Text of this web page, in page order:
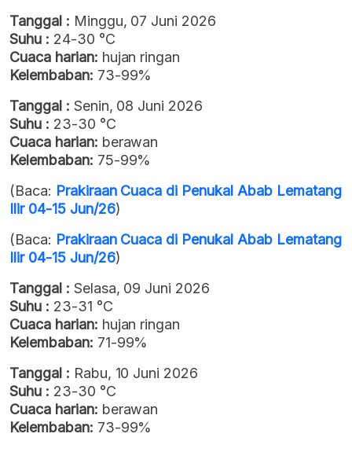
Tanggal : Minggu, 07 Juni 2026
Suhu : 24-30 °C
Cuaca harian: hujan ringan
Kelembaban: 73-99%
Tanggal : Senin, 08 Juni 2026
Suhu : 23-30 °C
Cuaca harian: berawan
Kelembaban: 75-99%
(Baca: Prakiraan Cuaca di Penukal Abab Lematang
Ilir 04-15 Jun/26)
(Baca: Prakiraan Cuaca di Penukal Abab Lematang
Ilir 04-15 Jun/26)
Tanggal : Selasa, 09 Juni 2026
Suhu : 23-31 °C
Cuaca harian: hujan ringan
Kelembaban: 71-99%
Tanggal : Rabu, 10 Juni 2026
Suhu : 23-30 °C
Cuaca harian: berawan
Kelembaban: 73-99%